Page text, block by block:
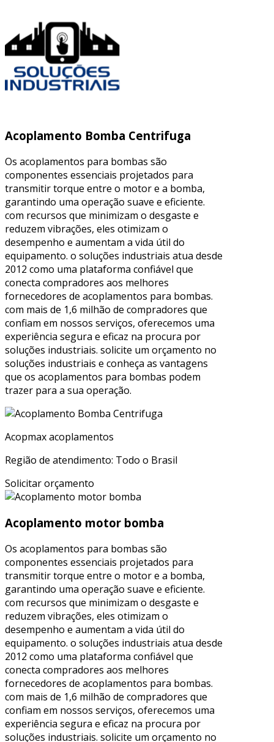
Acoplamento Bomba Centrifuga
Os acoplamentos para bombas são
componentes essenciais projetados para
transmitir torque entre o motor e a bomba,
garantindo uma operação suave e eficiente.
com recursos que minimizam o desgaste e
reduzem vibrações, eles otimizam o
desempenho e aumentam a vida útil do
equipamento. o soluções industriais atua desde
2012 como uma plataforma confiável que
conecta compradores aos melhores
fornecedores de acoplamentos para bombas.
com mais de 1,6 milhão de compradores que
confiam em nossos serviços, oferecemos uma
experiência segura e eficaz na procura por
soluções industriais. solicite um orçamento no
soluções industriais e conheça as vantagens
que os acoplamentos para bombas podem
trazer para a sua operação.
Acopmax acoplamentos
Região de atendimento: Todo o Brasil
Solicitar orçamento
Acoplamento motor bomba
Os acoplamentos para bombas são
componentes essenciais projetados para
transmitir torque entre o motor e a bomba,
garantindo uma operação suave e eficiente.
com recursos que minimizam o desgaste e
reduzem vibrações, eles otimizam o
desempenho e aumentam a vida útil do
equipamento. o soluções industriais atua desde
2012 como uma plataforma confiável que
conecta compradores aos melhores
fornecedores de acoplamentos para bombas.
com mais de 1,6 milhão de compradores que
confiam em nossos serviços, oferecemos uma
experiência segura e eficaz na procura por
soluções industriais. solicite um orçamento no